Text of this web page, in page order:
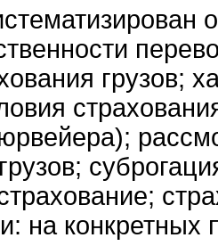
грузов;
конкретных